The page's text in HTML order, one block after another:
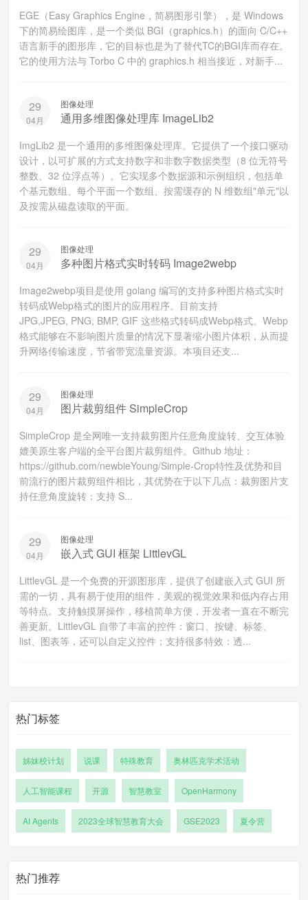
EGE（Easy Graphics Engine，简易图形引擎），是 Windows
下的简易绘图库，是一个类似 BGI（graphics.h）的面向 C/C++
语言新手的图形库，它的目标也是为了替代TC的BGI库而存在。
它的使用方法与 Torbo C 中的 graphics.h 相当接近，对新手...
29
04月
图像处理
通用多维图像处理库 ImageLib2
ImgLib2 是一个通用的多维图像处理库。它提供了一个接口驱动
设计，以可扩展的方式支持数字和非数字数据类型（8 位无符号
整数、32 位浮点等）。它实现多个数据源和示例组织，包括单
个基元数组、每个平面一个数组、按需缓存的 N 维数组"单元"以
及按需从磁盘读取的平面。
29
04月
图像处理
多种图片格式实时转码 Image2webp
Image2webp项目是使用 golang 编写的支持多种图片格式实时
转码成Webp格式的图片的应用程序。目前支持
JPG,JPEG, PNG, BMP, GIF 这些格式转码成Webp格式。Webp
格式能够在不影响图片质量的情况下显著缩小图片体积，从而提
升网络传输速度，节省带宽流量资源。本项目还支...
29
04月
图像处理
图片裁剪组件 SimpleCrop
SimpleCrop 是全网唯一支持裁剪图片任意角度旋转、交互体验
媲美原生客户端的全平台图片裁剪组件。Github 地址：
https://github.com/newbieYoung/Simple-Crop特性及优势和目
前流行的图片裁剪组件相比，其优势在于以下几点：裁剪图片支
持任意角度旋转；支持 S...
29
04月
图像处理
嵌入式 GUI 框架 LittlevGL
LittlevGL 是一个免费的开源图形库，提供了创建嵌入式 GUI 所
需的一切，具有易于使用的组件，美观的视觉效果和低内存占用
等特点。支持触摸屏操作，移植简单方便，开发者一直在不断完
善更新。LittlevGL 自带了丰富的控件：窗口、按键、标签、
list、图表等，还可以自定义控件；支持很多特效：透...
热门标签
姊妹校计划 说课 特殊教育 奥林匹克学术活动
人工智能课程 开源 智慧教室 OpenHarmony
AI Agents 2023全球智慧教育大会 GSE2023 夏令营
热门推荐